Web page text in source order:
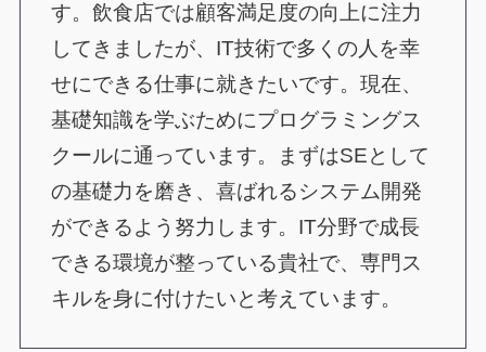
す。飲食店では顧客満足度の向上に注力
してきましたが、IT技術で多くの人を幸
せにできる仕事に就きたいです。現在、
基礎知識を学ぶためにプログラミングス
クールに通っています。まずはSEとして
の基礎力を磨き、喜ばれるシステム開発
ができるよう努力します。IT分野で成長
できる環境が整っている貴社で、専門ス
キルを身に付けたいと考えています。